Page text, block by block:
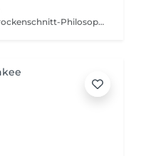
Präziser Haarschnitt nach unserer Trockenschnitt-Philosophie. Haarstruktur, Haarfall, Wirbel und Kopfform werden individuell berücksichtigt. Nach dem Schnitt folgt eine entspannte Haarwäsche im Wellnessbereich mit Kopfmassage. Anschließend wird das Haar professionell geföhnt und gestylt.